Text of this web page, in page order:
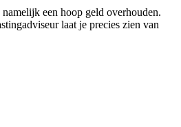
een hoop geld overhouden.
laat je precies zien van